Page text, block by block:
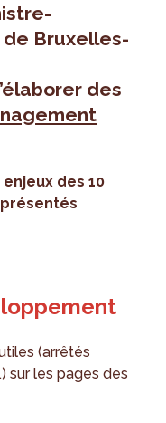
Bruxelles-
des
des 10
(arrêtés
sur les pages des